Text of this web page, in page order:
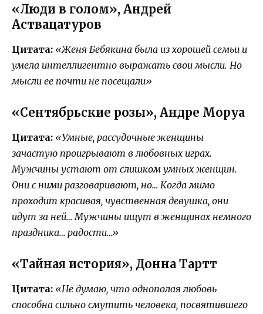
«Люди в голом», Андрей
Аствацатуров
Цитата: «Женя Бебякина была из хорошей семьи и
умела интеллигентно выражать свои мысли. Но
мысли ее почти не посещали»
«Сентябрьские розы», Андре Моруа
Цитата: «Умные, рассудочные женщины
зачастую проигрывают в любовных играх.
Мужчины устают от слишком умных женщин.
Они с ними разговаривают, но… Когда мимо
проходит красивая, чувственная девушка, они
идут за ней… Мужчины ищут в женщинах немного
праздника… радости…»
«Тайная история», Донна Тартт
Цитата: «Не думаю, что однополая любовь
способна сильно смутить человека, посвятившего